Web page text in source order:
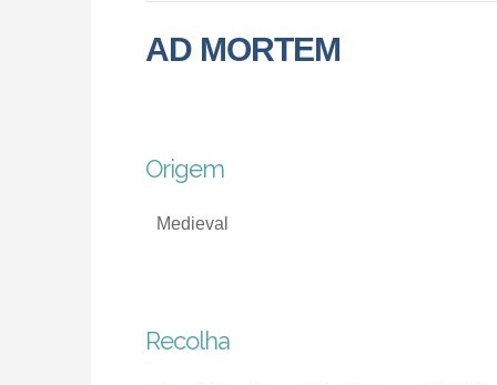
AD MORTEM
Origem
Medieval
Recolha